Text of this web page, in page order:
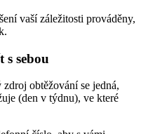
vaší záležitosti prováděny,
sebou
obtěžování se jedná,
(den v týdnu), ve které